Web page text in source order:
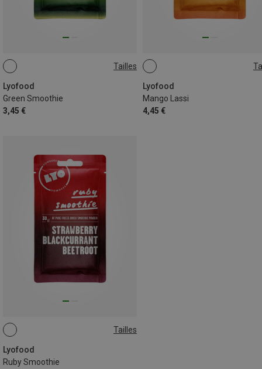
Tailles
Lyofood
Green Smoothie
3,45 €
30G
Lyofood
Mango Lassi
4,45 €
50G
Tailles
Lyofood
Ruby Smoothie
30G